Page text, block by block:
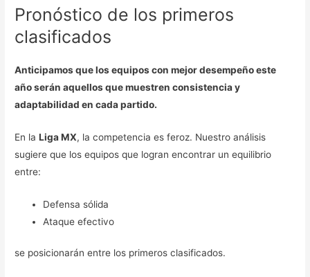
Pronóstico de los primeros
clasificados
Anticipamos que los equipos con mejor desempeño este
año serán aquellos que muestren consistencia y
adaptabilidad en cada partido.
En laLiga MX, la competencia es feroz. Nuestro análisis
sugiere que los equipos que logran encontrar un equilibrio
entre:
Defensa sólida
Ataque efectivo
se posicionarán entre los primeros clasificados.